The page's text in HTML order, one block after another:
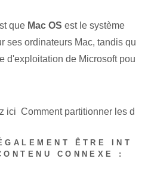
que Mac OS est le système
ses ordinateurs Mac, tandis qu
d'exploitation de Microsoft pou
ici Comment partitionner les d
ÊTRE INT
CONNEXE :